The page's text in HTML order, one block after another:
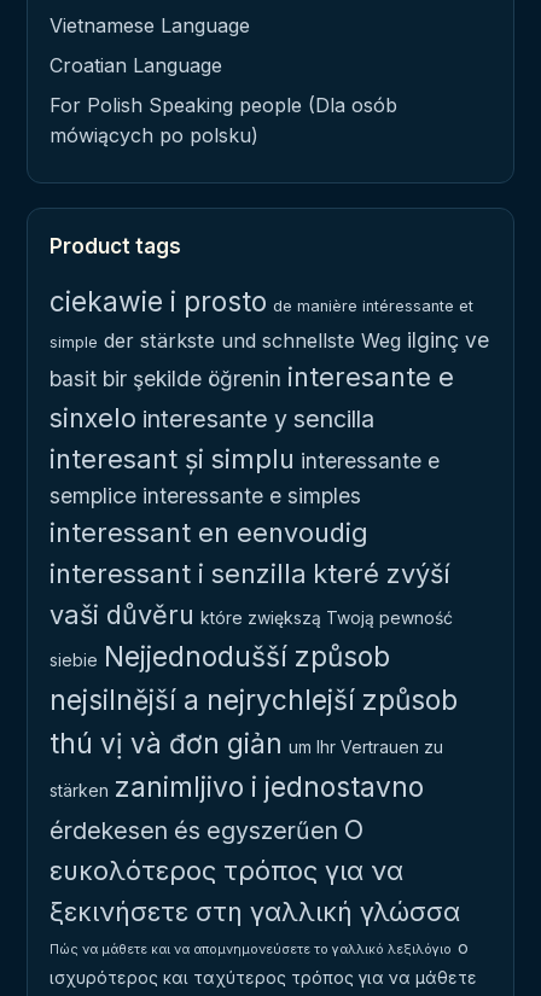
Vietnamese Language
Croatian Language
For Polish Speaking people (Dla osób
mówiących po polsku)
Product tags
ciekawie i prosto de manière intéressante et
simple der stärkste und schnellste Weg ilginç ve
basit bir şekilde öğrenin interesante e
sinxelo interesante y sencilla
interesant și simplu interessante e
semplice interessante e simples
interessant en eenvoudig
interessant i senzilla které zvýší
vaši důvěru które zwiększą Twoją pewność
siebie Nejjednodušší způsob
nejsilnější a nejrychlejší způsob
thú vị và đơn giản um Ihr Vertrauen zu
stärken zanimljivo i jednostavno
érdekesen és egyszerűen Ο
ευκολότερος τρόπος για να
ξεκινήσετε στη γαλλική γλώσσα
Πώς να μάθετε και να απομνημονεύσετε το γαλλικό λεξιλόγιο ο
ισχυρότερος και ταχύτερος τρόπος για να μάθετε